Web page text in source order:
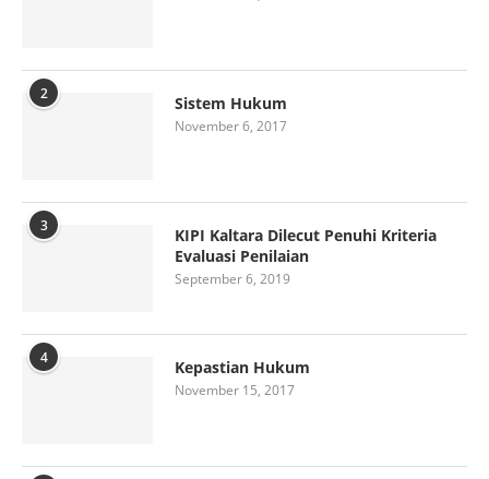
2 Sistem Hukum
November 6, 2017
3
KIPI Kaltara Dilecut Penuhi Kriteria
Evaluasi Penilaian
September 6, 2019
4 Kepastian Hukum
November 15, 2017